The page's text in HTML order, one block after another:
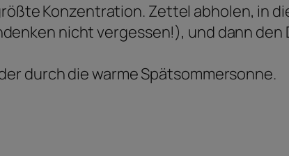
Konzentration. Zettel abholen, in
nicht vergessen!), und dann
durch die warme Spätsommersonne.